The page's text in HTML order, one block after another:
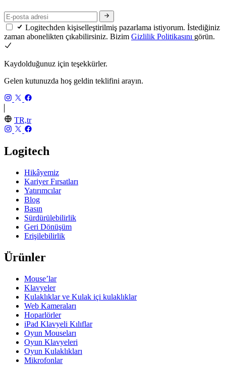
Logitechden kişiselleştirilmiş pazarlama istiyorum. İstediğiniz
zaman abonelikten çıkabilirsiniz. Bizim Gizlilik Politikasını görün.
Kaydolduğunuz için teşekkürler.
Gelen kutunuzda hoş geldin teklifini arayın.
TR,tr
Logitech
Hikâyemiz
Kariyer Fırsatları
Yatırımcılar
Blog
Basın
Sürdürülebilirlik
Geri Dönüşüm
Erişilebilirlik
Ürünler
Mouse’lar
Klavyeler
Kulaklıklar ve Kulak içi kulaklıklar
Web Kameraları
Hoparlörler
iPad Klavyeli Kılıflar
Oyun Mouseları
Oyun Klavyeleri
Oyun Kulaklıkları
Mikrofonlar